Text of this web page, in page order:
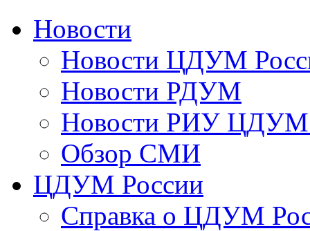
Новости
Новости ЦДУМ
Новости РДУМ
Новости РИУ ЦДУМ
Обзор СМИ
ЦДУМ России
Справка о ЦДУМ